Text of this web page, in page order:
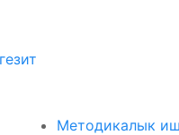
Методикалык